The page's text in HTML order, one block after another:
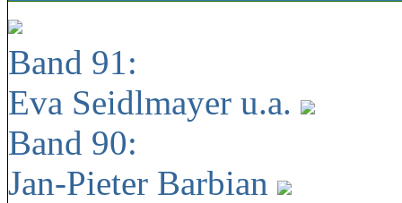
Band 91:
Eva Seidlmayer u.a.
Band 90:
Jan-Pieter Barbian